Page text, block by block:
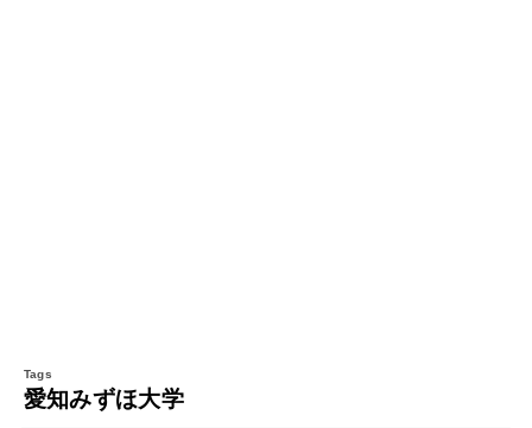
愛知みずほ大学